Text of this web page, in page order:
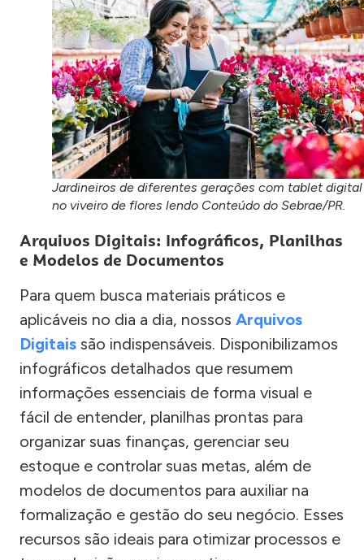
Jardineiros de diferentes gerações com tablet digital
no viveiro de flores lendo Conteúdo do Sebrae/PR.
Arquivos Digitais: Infográficos, Planilhas
e Modelos de Documentos
Para quem busca materiais práticos e
aplicáveis no dia a dia, nossos Arquivos
Digitais são indispensáveis. Disponibilizamos
infográficos detalhados que resumem
informações essenciais de forma visual e
fácil de entender, planilhas prontas para
organizar suas finanças, gerenciar seu
estoque e controlar suas metas, além de
modelos de documentos para auxiliar na
formalização e gestão do seu negócio. Esses
recursos são ideais para otimizar processos e